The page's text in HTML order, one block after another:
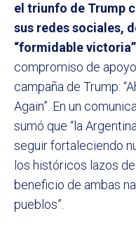
el triunfo de Trump
sus redes sociales,
“formidable
compromiso de
campaña de Trump:
Again”. En un
sumó que “la
seguir fortaleciendo
los históricos lazos
beneficio de ambas
pueblos”.